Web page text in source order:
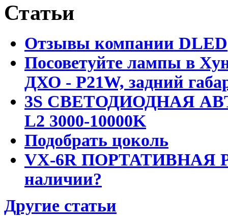
Статьи
Отзывы компании DLED
Посоветуйте лампы в
ДХО - P21W, задний
3S СВЕТОДИОДНАЯ
L2 3000-10000K
Подобрать цоколь
VX-6R ПОРТАТИВНАЯ
наличии?
Другие статьи